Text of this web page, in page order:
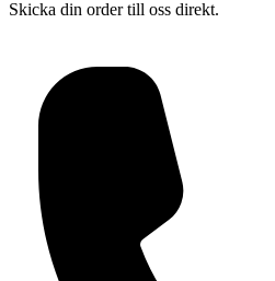
Skicka din order till oss direkt.